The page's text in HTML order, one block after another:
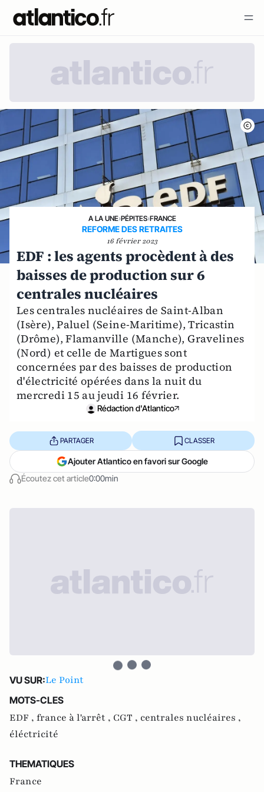
A LA UNE›PÉPITES›FRANCE
REFORME DES RETRAITES
16 février 2023
EDF : les agents procèdent à des
baisses de production sur 6
centrales nucléaires
Les centrales nucléaires de Saint-Alban
(Isère), Paluel (Seine-Maritime), Tricastin
(Drôme), Flamanville (Manche), Gravelines
(Nord) et celle de Martigues sont
concernées par des baisses de production
d'électricité opérées dans la nuit du
mercredi 15 au jeudi 16 février.
Rédaction d'Atlantico
Écoutez cet article0:00min
PARTAGER CLASSER
Ajouter Atlantico en favori sur Google
VU SUR:Le Point
MOTS-CLES
EDF , france à l'arrêt , CGT , centrales nucléaires ,
éléctricité
THEMATIQUES
France